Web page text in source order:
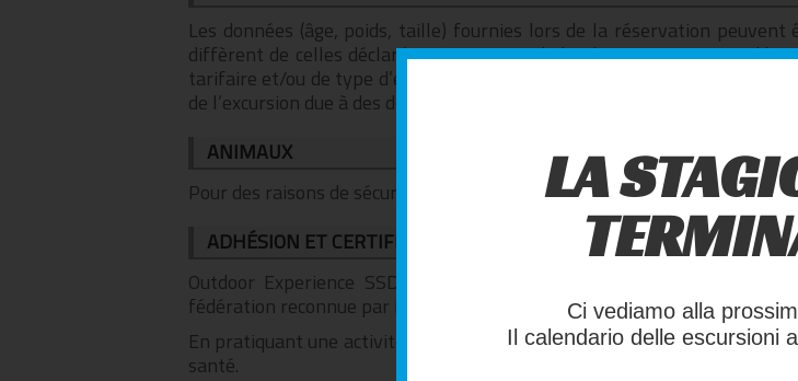
LA
Ci vediamo alla
Il calendario delle escursioni
Les données (âge, poids, taille) fournies lors de la réservation
diffèrent de celles déclarées au moment de la réservation, un
tarifaire et/ou de type d’excursion. Aucun remboursement ne sera
de l’excursion due à des données erronées telles que le poids, l’âge ou la
ANIMAUX
Pour des raisons de sécurité, l’accès de tout animal à la zone où se
ADHÉSION ET CERTIFICAT MÉDICAL
Outdoor Experience SSD a RL est une société sportive amateur
fédération reconnue par le CONI à laquelle elle est affiliée,
En pratiquant une activité sportive, je suis donc en possession d’un
santé.